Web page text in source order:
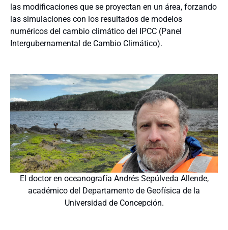
las modificaciones que se proyectan en un área, forzando
las simulaciones con los resultados de modelos
numéricos del cambio climático del IPCC (Panel
Intergubernamental de Cambio Climático).
El doctor en oceanografía Andrés Sepúlveda Allende,
académico del Departamento de Geofísica de la
Universidad de Concepción.